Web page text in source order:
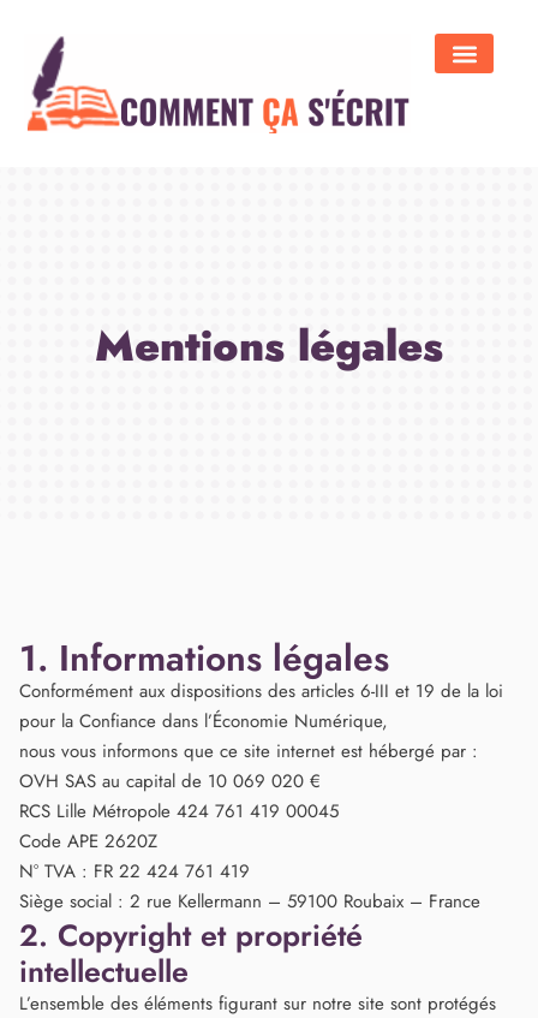
Mentions légales
1. Informations légales
Conformément aux dispositions des articles 6-III et 19 de la loi
pour la Confiance dans l’Économie Numérique,
nous vous informons que ce site internet est hébergé par :
OVH SAS au capital de 10 069 020 €
RCS Lille Métropole 424 761 419 00045
Code APE 2620Z
N° TVA : FR 22 424 761 419
Siège social : 2 rue Kellermann – 59100 Roubaix – France
2. Copyright et propriété
intellectuelle
L’ensemble des éléments figurant sur notre site sont protégés